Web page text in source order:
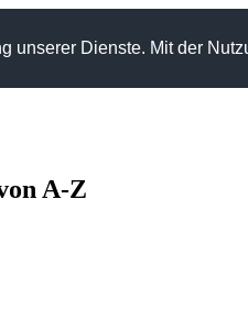
unserer Dienste. Mit der
A-Z